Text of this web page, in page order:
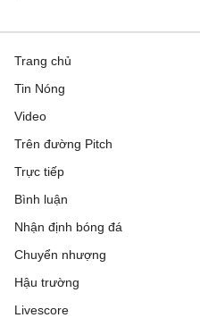
Trang chủ
Tin Nóng
Video
Trên đường Pitch
Trực tiếp
Bình luận
Nhận định bóng đá
Chuyển nhượng
Hậu trường
Livescore